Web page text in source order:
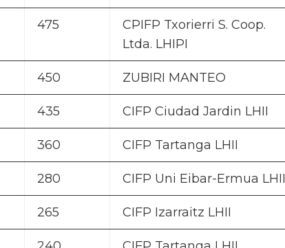
475
CPIFP Txorierri S. Coop.
Ltda. LHIPI
450 ZUBIRI MANTEO
435 CIFP Ciudad Jardin LHII
360 CIFP Tartanga LHII
280 CIFP Uni Eibar-Ermua LHII
265 CIFP Izarraitz LHII